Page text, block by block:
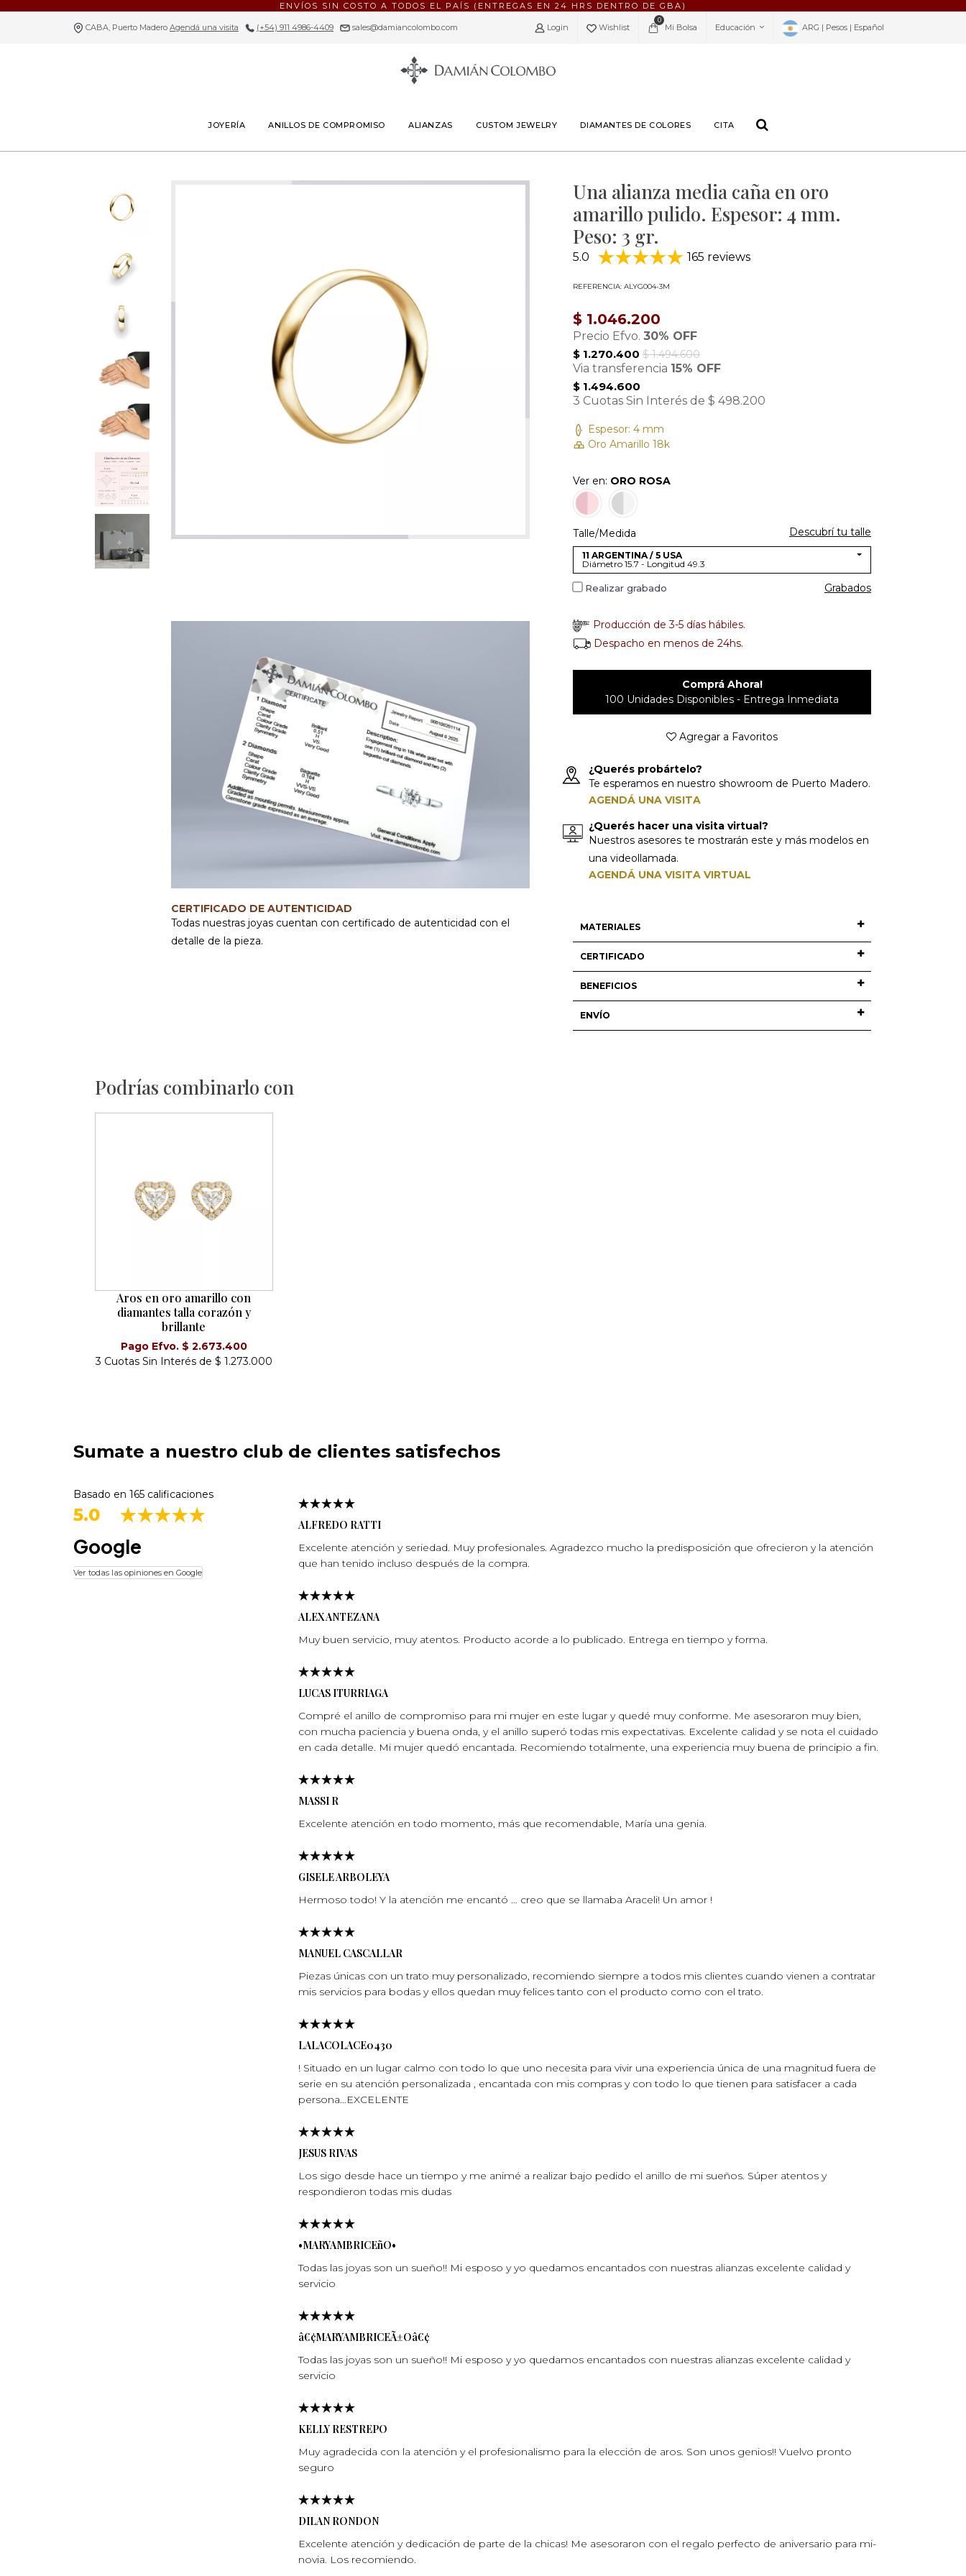
ENVÍOS SIN COSTO A TODOS EL PAÍS (ENTREGAS EN 24 HRS DENTRO DE GBA)
CABA, Puerto Madero Agendá una visita (+54) 911 4986-4409 sales@damiancolombo.com Login Wishlist
0
Mi Bolsa Educación ARG | Pesos | Español
JOYERÍA ANILLOS DE COMPROMISO ALIANZAS CUSTOM JEWELRY DIAMANTES DE COLORES CITA
CERTIFICADO DE AUTENTICIDAD
Todas nuestras joyas cuentan con certificado de autenticidad con el
detalle de la pieza.
Una alianza media caña en oro
amarillo pulido. Espesor: 4 mm.
Peso: 3 gr.
5.0 165 reviews
REFERENCIA: ALYG004-3M
$ 1.046.200
Precio Efvo. 30% OFF
$ 1.270.400 $ 1.494.600
Via transferencia 15% OFF
$ 1.494.600
3 Cuotas Sin Interés de $ 498.200
Espesor: 4 mm
Oro Amarillo 18k
Ver en: ORO ROSA
Talle/Medida Descubrí tu talle
11 ARGENTINA / 5 USA
Diámetro 15.7 - Longitud 49.3
Realizar grabado Grabados
Producción de 3-5 días hábiles.
Despacho en menos de 24hs.
Comprá Ahora!
100 Unidades Disponibles - Entrega Inmediata
Agregar a Favoritos
¿Querés probártelo?
Te esperamos en nuestro showroom de Puerto Madero.
AGENDÁ UNA VISITA
¿Querés hacer una visita virtual?
Nuestros asesores te mostrarán este y más modelos en
una videollamada.
AGENDÁ UNA VISITA VIRTUAL
MATERIALES
CERTIFICADO
BENEFICIOS
ENVÍO
Podrías combinarlo con
Aros en oro amarillo con
diamantes talla corazón y
brillante
Pago Efvo. $ 2.673.400
3 Cuotas Sin Interés de $ 1.273.000
Sumate a nuestro club de clientes satisfechos
Basado en 165 calificaciones
5.0
Google
Ver todas las opiniones en Google
ALFREDO RATTI
Excelente atención y seriedad. Muy profesionales. Agradezco mucho la predisposición que ofrecieron y la atención
que han tenido incluso después de la compra.
ALEX ANTEZANA
Muy buen servicio, muy atentos. Producto acorde a lo publicado. Entrega en tiempo y forma.
LUCAS ITURRIAGA
Compré el anillo de compromiso para mi mujer en este lugar y quedé muy conforme. Me asesoraron muy bien,
con mucha paciencia y buena onda, y el anillo superó todas mis expectativas. Excelente calidad y se nota el cuidado
en cada detalle. Mi mujer quedó encantada. Recomiendo totalmente, una experiencia muy buena de principio a fin.
MASSI R
Excelente atención en todo momento, más que recomendable, Marí­a una genia.
GISELE ARBOLEYA
Hermoso todo! Y la atención me encantó … creo que se llamaba Araceli! Un amor !
MANUEL CASCALLAR
Piezas únicas con un trato muy personalizado, recomiendo siempre a todos mis clientes cuando vienen a contratar
mis servicios para bodas y ellos quedan muy felices tanto con el producto como con el trato.
LALACOLACE0430
! Situado en un lugar calmo con todo lo que uno necesita para vivir una experiencia única de una magnitud fuera de
serie en su atención personalizada , encantada con mis compras y con todo lo que tienen para satisfacer a cada
persona…EXCELENTE
JESUS RIVAS
Los sigo desde hace un tiempo y me animé a realizar bajo pedido el anillo de mi sueños. Súper atentos y
respondieron todas mis dudas
•MARYAMBRICEñO•
Todas las joyas son un sueño!! Mi esposo y yo quedamos encantados con nuestras alianzas excelente calidad y
servicio
â€¢MARYAMBRICEÃ±Oâ€¢
Todas las joyas son un sueño!! Mi esposo y yo quedamos encantados con nuestras alianzas excelente calidad y
servicio
KELLY RESTREPO
Muy agradecida con la atención y el profesionalismo para la elección de aros. Son unos genios!! Vuelvo pronto
seguro
DILAN RONDON
Excelente atención y dedicación de parte de la chicas! Me asesoraron con el regalo perfecto de aniversario para mi­
novia. Los recomiendo.